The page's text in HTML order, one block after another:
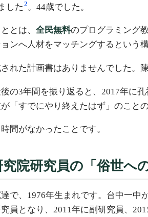
した 2。44歳でした。
とは、 全民無料のプログラミング
ンへ人材をマッチングするという
れた計画書はありませんでした。
の3年間を振り返ると、2017年に
「すでにやり終えたはず」のこと
間がなかったことです。
院研究員の「俗世へ
で、1976年生まれです。台中一
員となり、2011年に副研究員、